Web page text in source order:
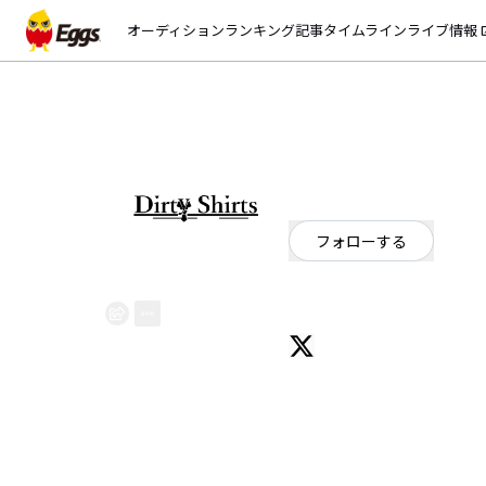
オーディションランキング記事タイムラインライブ情報
フォローする